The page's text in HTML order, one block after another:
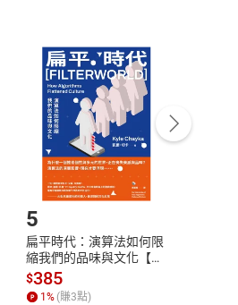
「申請取消訂單/退
完成訂單
Complete
5
扁平時代：演算法如何限
縮我們的品味與文化【電
子書】
$385
1% (賺3點)